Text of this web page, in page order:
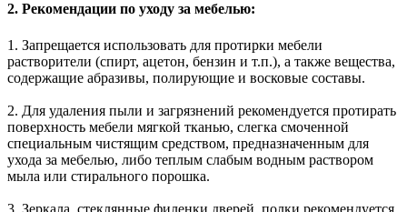
2. Рекомендации по уходу за мебелью:
1. Запрещается использовать для протирки мебели
растворители (спирт, ацетон, бензин и т.п.), а также вещества,
содержащие абразивы, полирующие и восковые составы.
2. Для удаления пыли и загрязнений рекомендуется протирать
поверхность мебели мягкой тканью, слегка смоченной
специальным чистящим средством, предназначенным для
ухода за мебелью, либо теплым слабым водным раствором
мыла или стирального порошка.
3. Зеркала, стеклянные филенки дверей, полки рекомендуется